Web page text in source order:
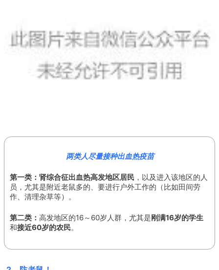
两类人尽量接种出血热疫苗
第一类： 肾综合征出血热高发地区居民 ，以及进入该地区的人
员，尤其是附近老鼠多的、要进行户外工作的（比如田间劳
作、清理杂草等）。
第二类： 高发地区的16～60岁人群，尤其是刚满16岁的学生
和接近60岁的农民。